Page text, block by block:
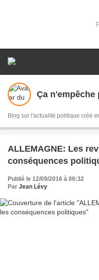
Ça n'empêche
Blog sur l'actualité politique créé
ALLEMAGNE: Les
conséquences
Publié le 12/09/2016 à 06:32
Par Jean Lévy